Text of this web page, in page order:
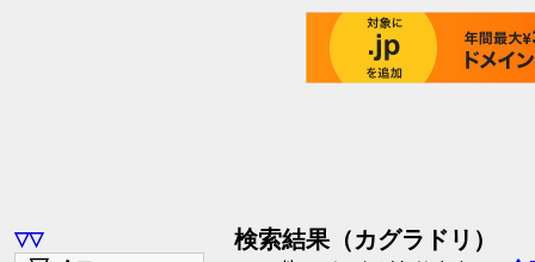
▽▽ 検索結果（カグラドリ）